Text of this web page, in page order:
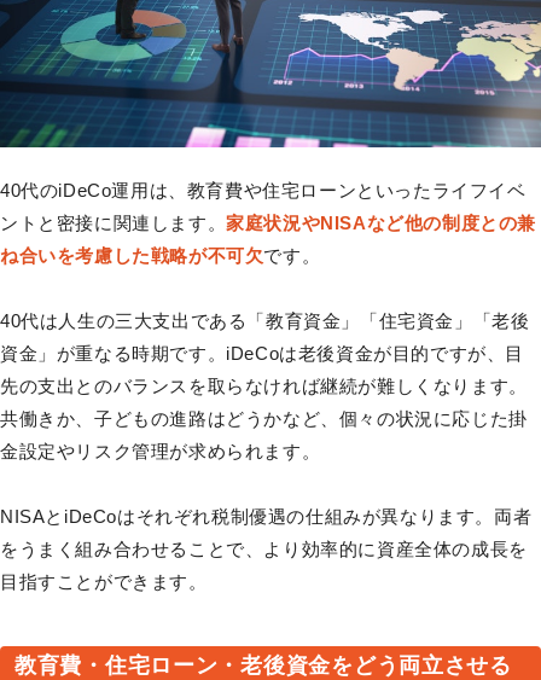
40代のiDeCo運用は、教育費や住宅ローンといったライフイベ
ントと密接に関連します。家庭状況やNISAなど他の制度との兼
ね合いを考慮した戦略が不可欠です。
40代は人生の三大支出である「教育資金」「住宅資金」「老後
資金」が重なる時期です。iDeCoは老後資金が目的ですが、目
先の支出とのバランスを取らなければ継続が難しくなります。
共働きか、子どもの進路はどうかなど、個々の状況に応じた掛
金設定やリスク管理が求められます。
NISAとiDeCoはそれぞれ税制優遇の仕組みが異なります。両者
をうまく組み合わせることで、より効率的に資産全体の成長を
目指すことができます。
教育費・住宅ローン・老後資金をどう両立させる